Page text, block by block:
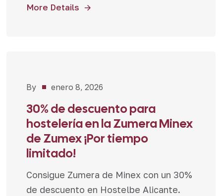
More Details
Promociones
By enero 8, 2026
30% de descuento para
hostelería en la Zumera Minex
de Zumex ¡Por tiempo
limitado!
Consigue Zumera de Minex con un 30%
de descuento en Hostelbe Alicante.